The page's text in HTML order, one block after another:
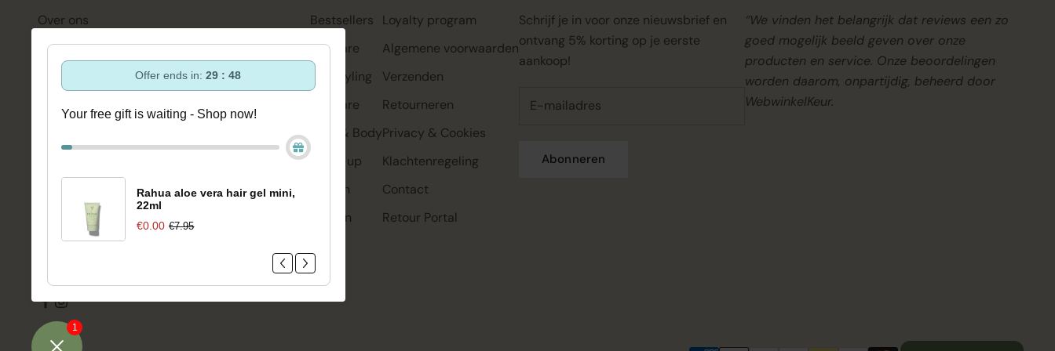
Over ons
Ondersteuning en advies via:
088-6063800
ma-vr 08:30 - 16:45 uur
Of via onscontactformulier
Bestsellers
Haircare
Hairstyling
Skincare
Bath & Body
Make-up
Welzijn
Merken
Loyalty program
Algemene voorwaarden
Verzenden
Retourneren
Privacy & Cookies
Klachtenregeling
Contact
Retour Portal
Schrijf je in voor onze nieuwsbrief en
ontvang 5% korting op je eerste
aankoop!
Abonneren
“We vinden het belangrijk dat reviews een zo
goed mogelijk beeld geven over onze
producten en service. Onze beoordelingen
worden daarom, onpartijdig, beheerd door
WebwinkelKeur.
1
Offer ends in:29 : 47
Your free gift is waiting - Shop now!
Rahua aloe vera hair gel mini,
22ml
€0.00 €7.95
Rahua classic conditioner mini,
€0.00
€7.95
Rahua classic shampoo mini,
€0.00
€7.95
Rahua color full shampoo mini,
€0.00
€7.95